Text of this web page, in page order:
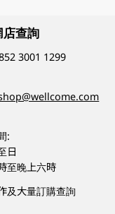
店查詢
3001 1299
:
日
至晚上六時
及大量訂購查詢